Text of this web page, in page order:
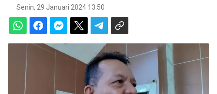
Senin, 29 Januari 2024 13:50